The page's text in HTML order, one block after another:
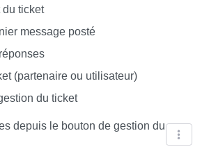
du ticket
message posté
(partenaire ou utilisateur)
du ticket
depuis le bouton de gestion du